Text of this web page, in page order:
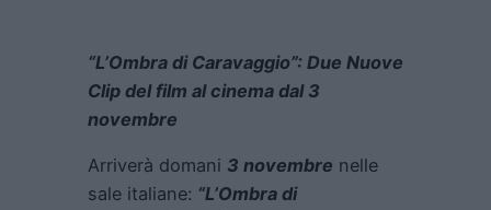
“L’Ombra di Caravaggio”: Due Nuove
Clip del film al cinema dal 3
novembre
Arriverà domani 3 novembre nelle
sale italiane: “L’Ombra di